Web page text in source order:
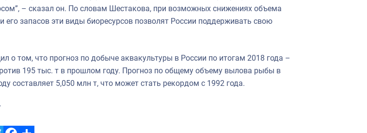
– сказал он. По словам Шестакова, при возможных снижениях объема
его запасов эти виды биоресурсов позволят России поддерживать свою
о том, что прогноз по добыче аквакультуры в России по итогам 2018 года –
195 тыс. т в прошлом году. Прогноз по общему объему вылова рыбы в
составляет 5,050 млн т, что может стать рекордом с 1992 года.